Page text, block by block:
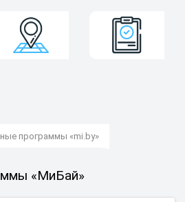
программы «mi.by»
«МиБай»